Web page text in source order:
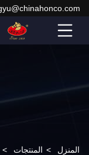
المنزل > المنتجات >